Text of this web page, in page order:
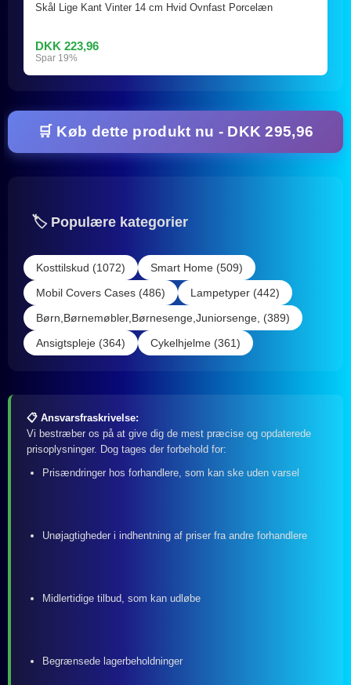
Skål Lige Kant Vinter 14 cm Hvid Ovnfast Porcelæn
DKK 223,96
Spar 19%
🛒 Køb dette produkt nu - DKK 295,96
🏷️ Populære kategorier
Kosttilskud (1072)
Smart Home (509)
Mobil Covers Cases (486)
Lampetyper (442)
Børn,Børnemøbler,Børnesenge,Juniorsenge, (389)
Ansigtspleje (364)
Cykelhjelme (361)
📋 Ansvarsfraskrivelse:
Vi bestræber os på at give dig de mest præcise og opdaterede
prisoplysninger. Dog tages der forbehold for:
Prisændringer hos forhandlere, som kan ske uden varsel
Unøjagtigheder i indhentning af priser fra andre forhandlere
Midlertidige tilbud, som kan udløbe
Begrænsede lagerbeholdninger